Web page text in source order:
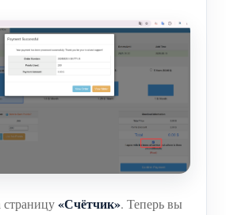
страницу«Счётчик». Теперь вы